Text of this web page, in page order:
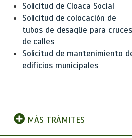
Solicitud de Cloaca Social
Solicitud de colocación de
tubos de desagüe para cruces
de calles
Solicitud de mantenimiento
edificios municipales
MÁS TRÁMITES